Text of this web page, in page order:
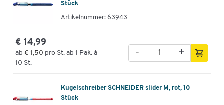
Stück
Artikelnummer: 63943
€ 14,99
ab € 1,50 pro St. ab 1 Pak. à
10 St.
+
-
Kugelschreiber SCHNEIDER slider M, rot, 10
Stück